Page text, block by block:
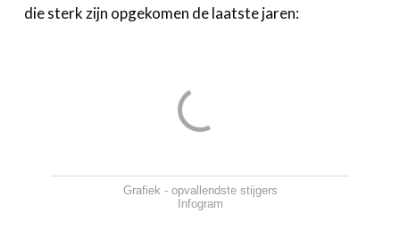
die sterk zijn opgekomen de laatste jaren:
Grafiek - opvallendste stijgers
Infogram